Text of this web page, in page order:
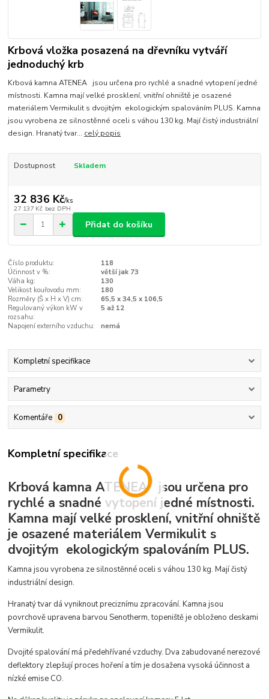
Krbová vložka posazená na dřevníku vytváří
jednoduchý krb
Krbová kamna ATENEA jsou určena pro rychlé a snadné vytopení jedné
místnosti. Kamna mají velké prosklení, vnitřní ohniště je osazené
materiálem Vermikulit s dvojitým ekologickým spalováním PLUS. Kamna
jsou vyrobena ze silnostěnné oceli s váhou 130 kg. Mají čistý industriální
design. Hranatý tvar... celý popis
Dostupnost Skladem
32 836 Kč/ks
27 137 Kč bez DPH
Přidat do košíku
Číslo produktu:
118
Účinnost v %:
větší jak 73
Váha kg:
130
Velikost kouřovodu mm:
180
Rozměry (Š x H x V) cm:
65,5 x 34,5 x 106,5
Regulovaný výkon kW v
rozsahu:
5 až 12
Napojení externího vzduchu:
nemá
Kompletní specifikace
Parametry
Komentáře 0
Kompletní specifikace
Krbová kamna ATENEA jsou určena pro
rychlé a snadné vytopení jedné místnosti.
Kamna mají velké prosklení, vnitřní ohniště
je osazené materiálem Vermikulit s
dvojitým ekologickým spalováním PLUS.
Kamna jsou vyrobena ze silnostěnné oceli s váhou 130 kg. Mají čistý
industriální design.
Hranatý tvar dá vyniknout preciznímu zpracování. Kamna jsou
povrchově upravena barvou Senotherm, topeniště je obloženo deskami
Vermikulit.
Dvojité spalování má předehřívané vzduchy. Dva zabudované nerezové
deflektory zlepšují proces hoření a tím je dosažena vysoká účinnost a
nízké emise CO.